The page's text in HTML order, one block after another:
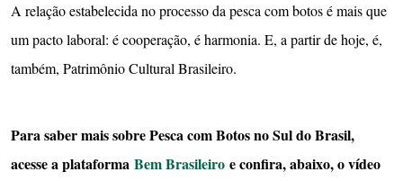
A relação estabelecida no processo da pesca com botos é mais que
um pacto laboral: é cooperação, é harmonia. E, a partir de hoje, é,
também, Patrimônio Cultural Brasileiro.
Para saber mais sobre Pesca com Botos no Sul do Brasil,
acesse a plataforma Bem Brasileiro e confira, abaixo, o vídeo